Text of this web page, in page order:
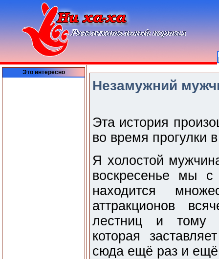
Это интересно
Незамужний
Эта история
во время прогулки
Я холостой
воскресенье мы
находится
аттракционов
лестниц и тому
которая
сюда ещё раз и ещё